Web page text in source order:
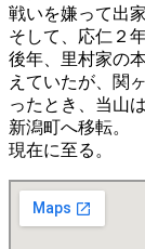
戦いを嫌って出
そして、応仁２
後年、里村家の
えていたが、関
ったとき、当山
新潟町へ移転。
現在に至る。